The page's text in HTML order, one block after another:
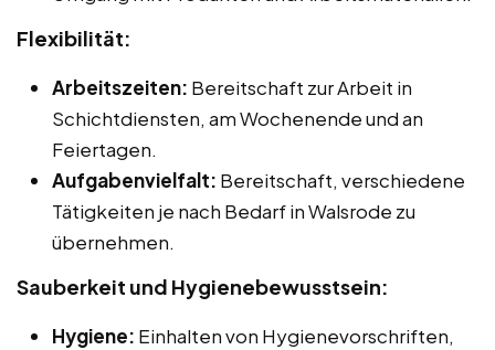
Flexibilität:
Arbeitszeiten: Bereitschaft zur Arbeit in
Schichtdiensten, am Wochenende und an
Feiertagen.
Aufgabenvielfalt: Bereitschaft, verschiedene
Tätigkeiten je nach Bedarf in Walsrode zu
übernehmen.
Sauberkeit und Hygienebewusstsein:
Hygiene: Einhalten von Hygienevorschriften,